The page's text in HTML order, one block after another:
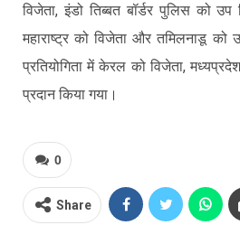
विजेता, इंडो तिब्बत बॉर्डर पुलिस को
महाराष्ट्र को विजेता और तमिलनाडू को
प्रतियोगिता में केरल को विजेता,
प्रदान किया गया।
0
Share